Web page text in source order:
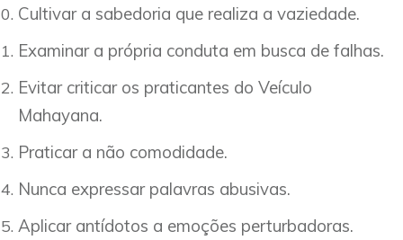
Cultivar a sabedoria que realiza a vaziedade.
Examinar a própria conduta em busca de falhas.
Evitar criticar os praticantes do Veículo
Mahayana.
Praticar a não comodidade.
Nunca expressar palavras abusivas.
Aplicar antídotos a emoções perturbadoras.